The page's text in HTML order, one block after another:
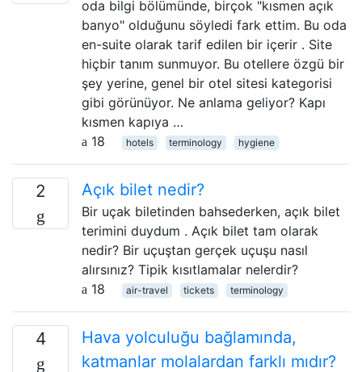
oda bilgi bölümünde, birçok "kısmen açık
banyo" olduğunu söyledi fark ettim. Bu oda
en-suite olarak tarif edilen bir içerir . Site
hiçbir tanım sunmuyor. Bu otellere özgü bir
şey yerine, genel bir otel sitesi kategorisi
gibi görünüyor. Ne anlama geliyor? Kapı
kısmen kapıya …
18
hotels terminology hygiene
2 Açık bilet nedir?
Bir uçak biletinden bahsederken, açık bilet
terimini duydum . Açık bilet tam olarak
nedir? Bir uçuştan gerçek uçuşu nasıl
alırsınız? Tipik kısıtlamalar nelerdir?
18
air-travel tickets terminology
4
Hava yolculuğu bağlamında,
katmanlar molalardan farklı mıdır?